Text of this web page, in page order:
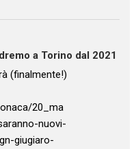
a Torino dal 2021
(finalmente!)
20_ma
nuovi-
giugiaro-